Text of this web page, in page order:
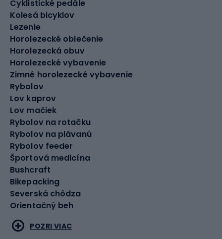
Cyklistické pedále
Kolesá bicyklov
Lezenie
Horolezecké oblečenie
Horolezecká obuv
Horolezecké vybavenie
Zimné horolezecké vybavenie
Rybolov
Lov kaprov
Lov mačiek
Rybolov na rotačku
Rybolov na plávanú
Rybolov feeder
Športová medicína
Bushcraft
Bikepacking
Severská chôdza
Orientačný beh
Bojové umenia
Box POZRI VIAC